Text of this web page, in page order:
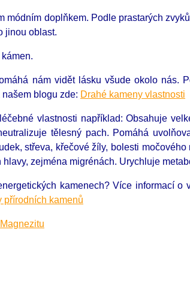
módním doplňkem. Podle prastarých
jinou oblast.
nám vidět lásku všude okolo nás.
blogu zde: Drahé kameny vlastnosti
vlastnosti například: Obsahuje
tělesný pach. Pomáhá
střeva, křečové žíly, bolesti
zejména migrénách. Urychluje
kamenech?Více informací o
přírodních kamenů
Magnezitu